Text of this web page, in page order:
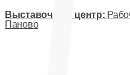
Выставочный центр:
Паново